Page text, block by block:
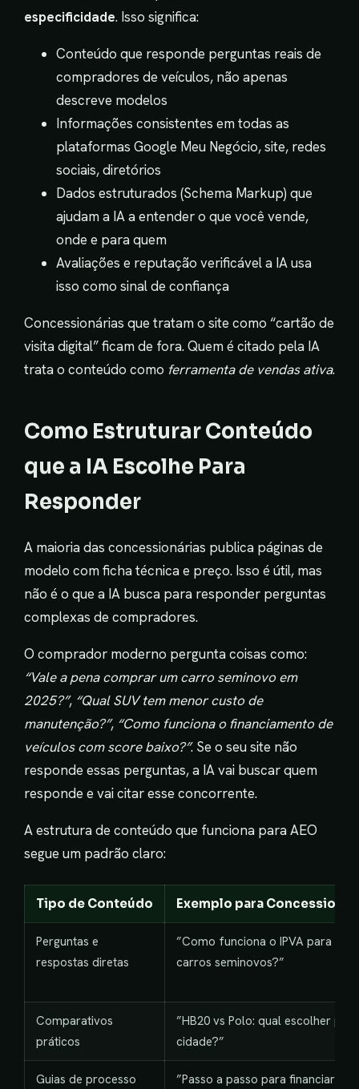
especificidade. Isso significa:
Conteúdo que responde perguntas reais de
compradores de veículos, não apenas
descreve modelos
Informações consistentes em todas as
plataformas Google Meu Negócio, site, redes
sociais, diretórios
Dados estruturados (Schema Markup) que
ajudam a IA a entender o que você vende,
onde e para quem
Avaliações e reputação verificável a IA usa
isso como sinal de confiança
Concessionárias que tratam o site como “cartão de
visita digital” ficam de fora. Quem é citado pela IA
trata o conteúdo como ferramenta de vendas ativa.
Como Estruturar Conteúdo
que a IA Escolhe Para
Responder
A maioria das concessionárias publica páginas de
modelo com ficha técnica e preço. Isso é útil, mas
não é o que a IA busca para responder perguntas
complexas de compradores.
O comprador moderno pergunta coisas como:
“Vale a pena comprar um carro seminovo em
2025?”, “Qual SUV tem menor custo de
manutenção?”, “Como funciona o financiamento de
veículos com score baixo?”. Se o seu site não
responde essas perguntas, a IA vai buscar quem
responde e vai citar esse concorrente.
A estrutura de conteúdo que funciona para AEO
segue um padrão claro:
Tipo de Conteúdo Exemplo para
Perguntas e
respostas diretas
”Como funciona o IPVA para
carros seminovos?”
Comparativos
práticos
”HB20 vs Polo: qual escolher para
cidade?”
Guias de processo
”Passo a passo para financiar um